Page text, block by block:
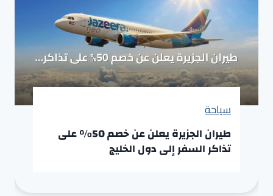
سياحة
طيران الجزيرة يعلن عن خصم 50% على
تذاكر السفر إلى دول الخليج